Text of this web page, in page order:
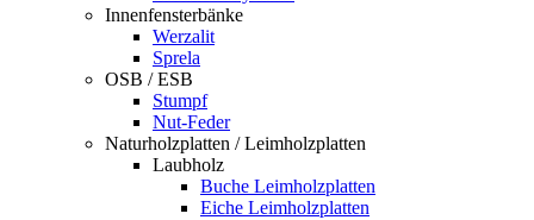
Innenfensterbänke
Werzalit
Sprela
OSB / ESB
Stumpf
Nut-Feder
Naturholzplatten / Leimholzplatten
Laubholz
Buche Leimholzplatten
Eiche Leimholzplatten